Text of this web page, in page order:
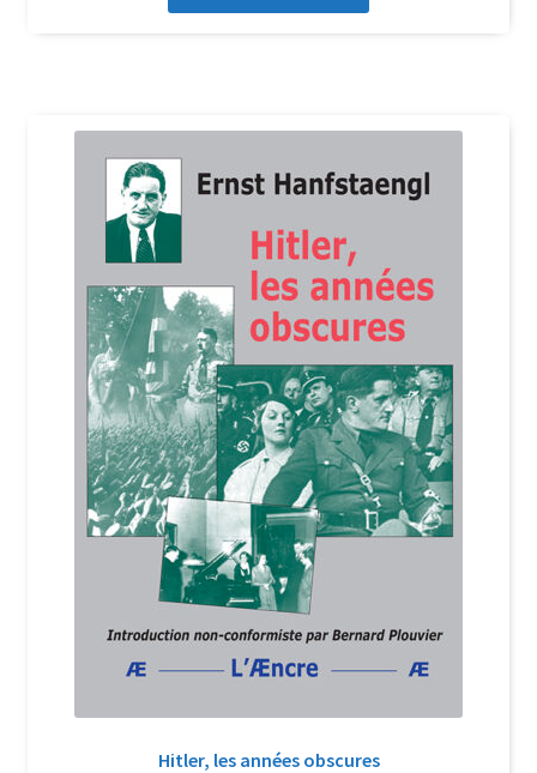
Hitler, les années obscures